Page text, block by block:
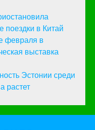
поездки в Китай
февраля в
выставка
Эстонии среди
растет